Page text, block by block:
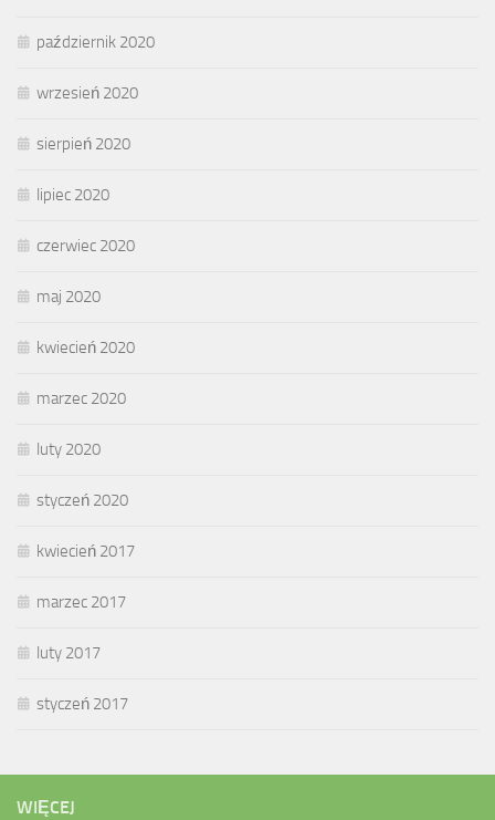
październik 2020
wrzesień 2020
sierpień 2020
lipiec 2020
czerwiec 2020
maj 2020
kwiecień 2020
marzec 2020
luty 2020
styczeń 2020
kwiecień 2017
marzec 2017
luty 2017
styczeń 2017
WIĘCEJ